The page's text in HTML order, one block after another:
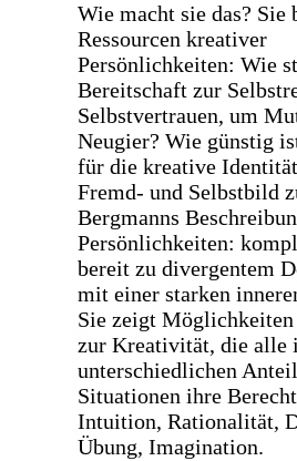
Wie macht sie das? Sie
Ressourcen kreativer
Persönlichkeiten: Wie
Bereitschaft zur
Selbstvertrauen, um
Neugier? Wie günstig
für die kreative
Fremd- und Selbstbild
Bergmanns
Persönlichkeiten:
bereit zu divergentem
mit einer starken
Sie zeigt Möglichkeiten
zur Kreativität, die alle
unterschiedlichen
Situationen ihre
Intuition, Rationalität,
Übung, Imagination.